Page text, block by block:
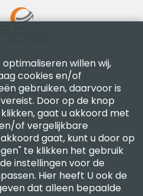
in levering,
van hoogwaardige
willen wij,
cookies en/of
gebruiken, daarvoor is
Door op de knop
gaat u akkoord met
of vergelijkbare
gaat, kunt u door op
te klikken het gebruik
instellingen voor de
Hier heeft U ook de
dat alleen bepaalde